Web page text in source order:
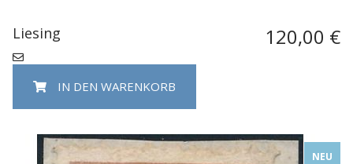
Liesing 120,00 €
IN DEN WARENKORB
NEU